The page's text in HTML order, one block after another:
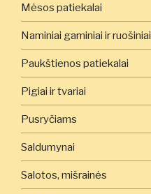
Mėsos patiekalai
Naminiai gaminiai ir ruošiniai
Paukštienos patiekalai
Pigiai ir tvariai
Pusryčiams
Saldumynai
Salotos, mišrainės